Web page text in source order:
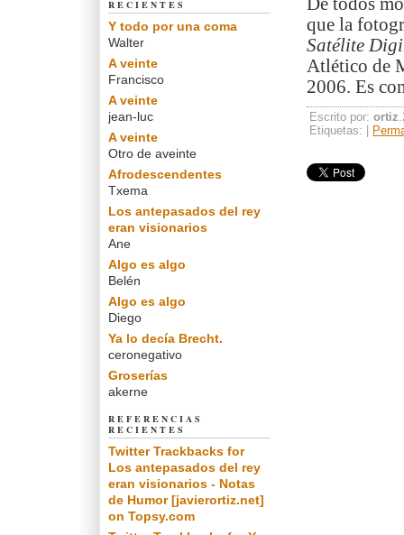
que la
Satélite
Atlético de
2006. Es
Escrito por: ortiz
Etiquetas: |
RECIENTES
Y todo por una coma
Walter
A veinte
Francisco
A veinte
jean-luc
A veinte
Otro de aveinte
Afrodescendentes
Txema
Los antepasados del rey
eran visionarios
Ane
Algo es algo
Belén
Algo es algo
Diego
Ya lo decía Brecht.
ceronegativo
Groserías
akerne
REFERENCIAS
RECIENTES
Twitter Trackbacks for
Los antepasados del rey
eran visionarios - Notas
de Humor [javierortiz.net]
on Topsy.com